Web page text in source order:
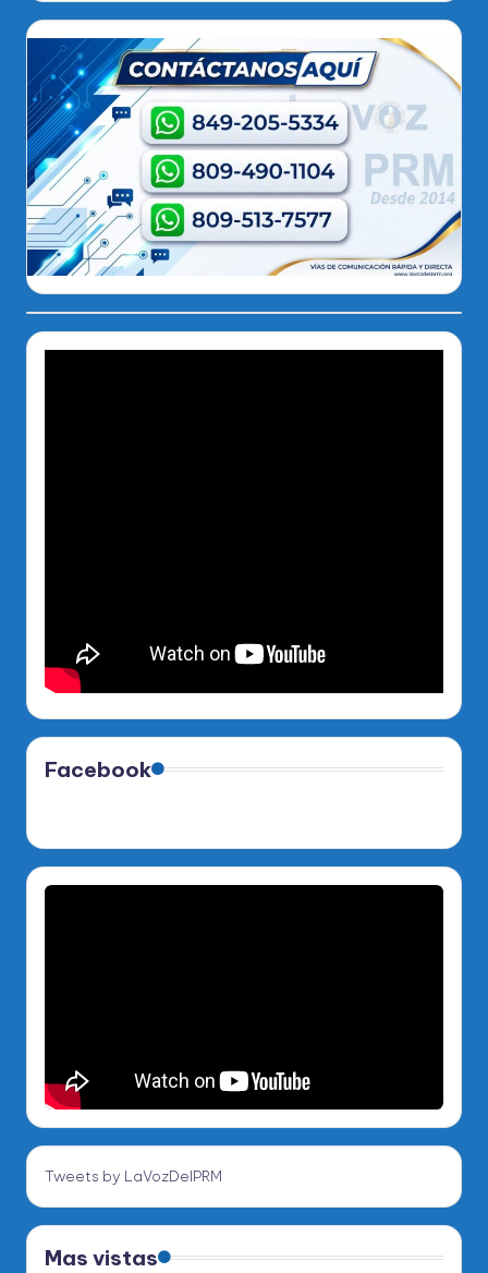
Facebook
Tweets by LaVozDelPRM
Mas vistas